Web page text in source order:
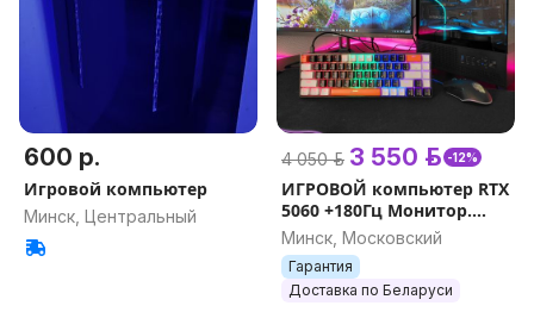
600 р.
Игровой компьютер
Минск, Центральный
4 050 р. 3 550 р. -12%
ИГРОВОЙ компьютер RTX
5060 +180Гц Монитор.
Комплект
Минск, Московский
Гарантия
Доставка по Беларуси